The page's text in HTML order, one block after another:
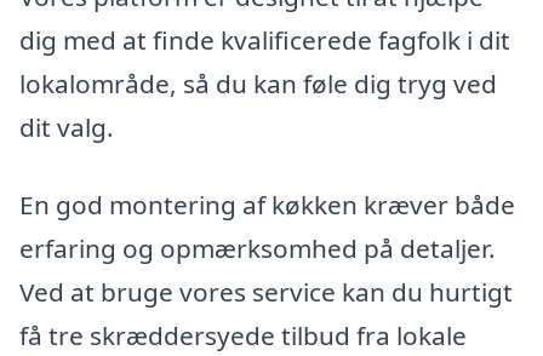
dig med at finde kvalificerede fagfolk i dit
lokalområde, så du kan føle dig tryg ved
dit valg.
En god montering af køkken kræver både
erfaring og opmærksomhed på detaljer.
Ved at bruge vores service kan du hurtigt
få tre skræddersyede tilbud fra lokale